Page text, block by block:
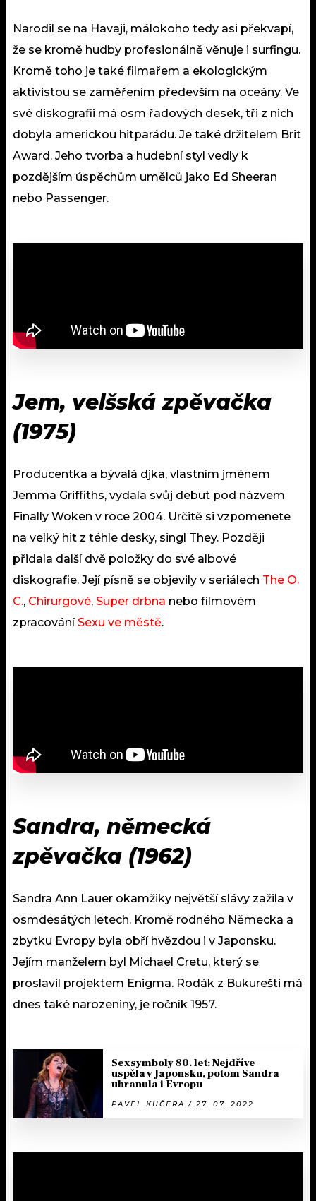
Narodil se na Havaji, málokoho tedy asi překvapí,
že se kromě hudby profesionálně věnuje i surfingu.
Kromě toho je také filmařem a ekologickým
aktivistou se zaměřením především na oceány. Ve
své diskografii má osm řadových desek, tři z nich
dobyla americkou hitparádu. Je také držitelem Brit
Award. Jeho tvorba a hudební styl vedly k
pozdějším úspěchům umělců jako Ed Sheeran
nebo Passenger.
Jem, velšská zpěvačka
(1975)
Producentka a bývalá djka, vlastním jménem
Jemma Griffiths, vydala svůj debut pod názvem
Finally Woken v roce 2004. Určitě si vzpomenete
na velký hit z téhle desky, singl They. Později
přidala další dvě položky do své albové
diskografie. Její písně se objevily v seriálech The O.
C., Chirurgové, Super drbna nebo filmovém
zpracováníSexu ve městě.
Sandra, německá
zpěvačka (1962)
Sandra Ann Lauer okamžiky největší slávy zažila v
osmdesátých letech. Kromě rodného Německa a
zbytku Evropy byla obří hvězdou i v Japonsku.
Jejím manželem byl Michael Cretu, který se
proslavil projektem Enigma. Rodák z Bukurešti má
dnes také narozeniny, je ročník 1957.
Sexsymboly 80. let: Nejdříve
uspěla v Japonsku, potom Sandra
uhranula i Evropu
PAVEL KUČERA / 27. 07. 2022